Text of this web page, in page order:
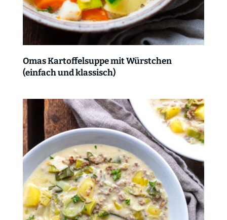
Omas Kartoffelsuppe mit Würstchen
(einfach und klassisch)